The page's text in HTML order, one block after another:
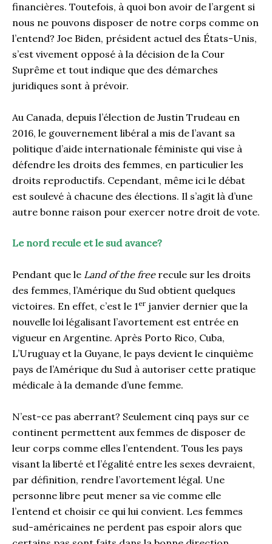
financières. Toutefois, à quoi bon avoir de l’argent si
nous ne pouvons disposer de notre corps comme on
l’entend? Joe Biden, président actuel des États-Unis,
s’est vivement opposé à la décision de la Cour
Suprême et tout indique que des démarches
juridiques sont à prévoir.
Au Canada, depuis l’élection de Justin Trudeau en
2016, le gouvernement libéral a mis de l’avant sa
politique d’aide internationale féministe qui vise à
défendre les droits des femmes, en particulier les
droits reproductifs. Cependant, même ici le débat
est soulevé à chacune des élections. Il s’agit là d’une
autre bonne raison pour exercer notre droit de vote.
Le nord recule et le sud avance?
Pendant que le Land of the free recule sur les droits
des femmes, l’Amérique du Sud obtient quelques
victoires. En effet, c’est le 1er janvier dernier que la
nouvelle loi légalisant l’avortement est entrée en
vigueur en Argentine. Après Porto Rico, Cuba,
L’Uruguay et la Guyane, le pays devient le cinquième
pays de l’Amérique du Sud à autoriser cette pratique
médicale à la demande d’une femme.
N’est-ce pas aberrant? Seulement cinq pays sur ce
continent permettent aux femmes de disposer de
leur corps comme elles l’entendent. Tous les pays
visant la liberté et l’égalité entre les sexes devraient,
par définition, rendre l’avortement légal. Une
personne libre peut mener sa vie comme elle
l’entend et choisir ce qui lui convient. Les femmes
sud-américaines ne perdent pas espoir alors que